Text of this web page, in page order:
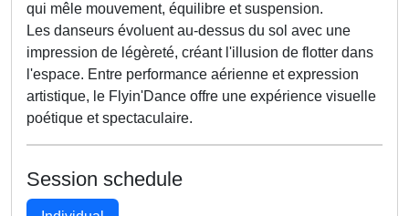
qui mêle mouvement, équilibre et suspension.
Les danseurs évoluent au-dessus du sol avec une
impression de légèreté, créant l'illusion de flotter dans
l'espace. Entre performance aérienne et expression
artistique, le Flyin'Dance offre une expérience visuelle
poétique et spectaculaire.
Session schedule